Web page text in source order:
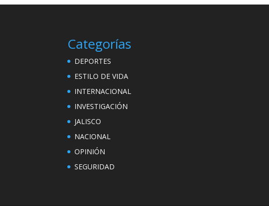
Categorías
DEPORTES
ESTILO DE VIDA
INTERNACIONAL
INVESTIGACIÓN
JALISCO
NACIONAL
OPINIÓN
SEGURIDAD